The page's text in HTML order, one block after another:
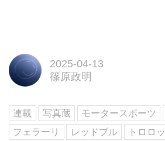
集めた角田裕
からスタート
2025-04-13
篠原政明
連載 写真蔵 モータースポーツ
フェラーリ
レッドブル トロロ